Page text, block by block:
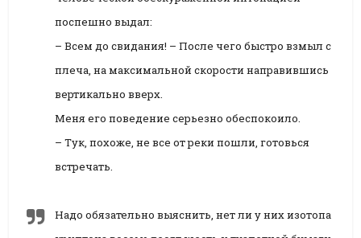
поспешно выдал:
– Всем до свидания! – После чего быстро взмыл с
плеча, на максимальной скорости направившись
вертикально вверх.
Меня его поведение серьезно обеспокоило.
– Тук, похоже, не все от реки пошли, готовься
встречать.
Надо обязательно выяснить, нет ли у них изотопа